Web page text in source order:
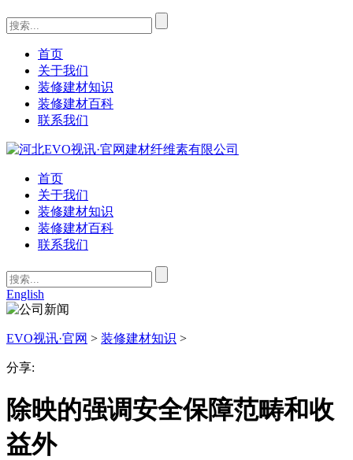
首页
关于我们
装修建材知识
装修建材百科
联系我们
首页
关于我们
装修建材知识
装修建材百科
联系我们
English
EVO视讯·官网 > 装修建材知识 >
分享:
除映的强调安全保障范畴和收
益外